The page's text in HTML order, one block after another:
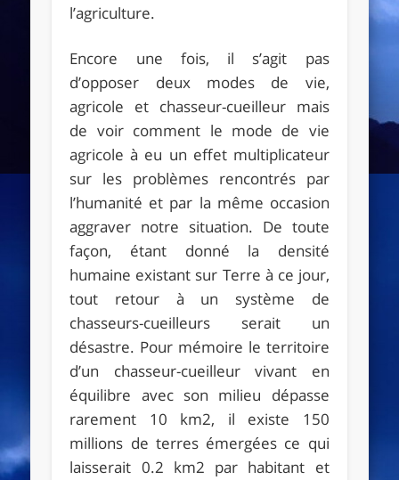
l’agriculture.
Encore une fois, il s’agit pas
d’opposer deux modes de vie,
agricole et chasseur-cueilleur mais
de voir comment le mode de vie
agricole à eu un effet multiplicateur
sur les problèmes rencontrés par
l’humanité et par la même occasion
aggraver notre situation. De toute
façon, étant donné la densité
humaine existant sur Terre à ce jour,
tout retour à un système de
chasseurs-cueilleurs serait un
désastre. Pour mémoire le territoire
d’un chasseur-cueilleur vivant en
équilibre avec son milieu dépasse
rarement 10 km2, il existe 150
millions de terres émergées ce qui
laisserait 0.2 km2 par habitant et